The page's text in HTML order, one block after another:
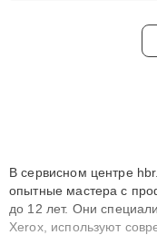
В сервисном центре
опытные мастера с
до 12 лет. Они
Xerox, используют